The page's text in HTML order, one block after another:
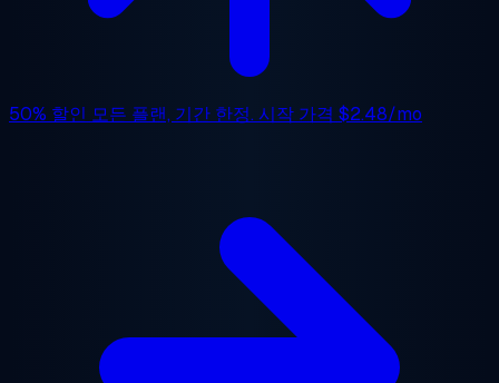
50% 할인 모든 플랜, 기간 한정. 시작 가격 $2.48/mo